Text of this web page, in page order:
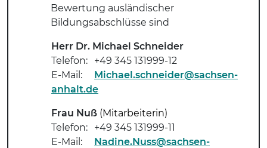
Bewertung ausländischer
Bildungsabschlüsse sind
Herr Dr. Michael Schneider
Telefon:
+49 345 131999-12
E-Mail:
Michael.schneider@sachsen-
anhalt.de
Frau Nuß (Mitarbeiterin)
Telefon:
+49 345 131999-11
E-Mail:
Nadine.Nuss@sachsen-